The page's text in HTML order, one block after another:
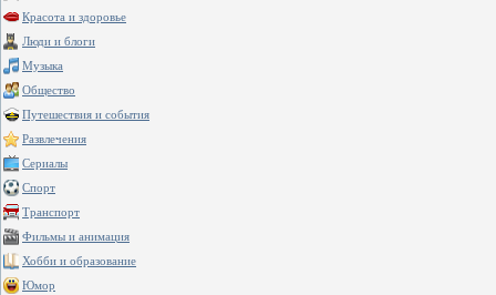
Красота и здоровье
Люди и блоги
Музыка
Общество
Путешествия и события
Развлечения
Сериалы
Спорт
Транспорт
Фильмы и анимация
Хобби и образование
Юмор